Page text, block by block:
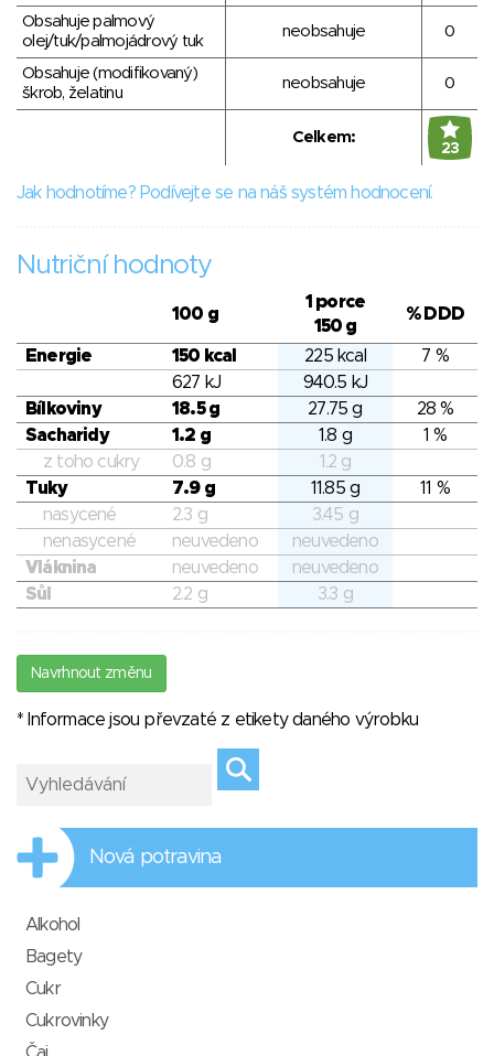
Obsahuje palmový
olej/tuk/palmojádrový tuk
neobsahuje 0
Obsahuje (modifikovaný)
škrob, želatinu
neobsahuje 0
Celkem:
23
Jak hodnotíme? Podívejte se na náš systém hodnocení.
Nutriční hodnoty
100 g
1 porce
150 g
% DDD
Energie 150 kcal 225 kcal
7 %
627 kJ
940.5 kJ
Bílkoviny
18.5 g 27.75 g
28 %
Sacharidy
1.2 g 1.8 g
1 %
z toho cukry
0.8 g
1.2 g
Tuky
7.9 g 11.85 g
11 %
nasycené
2.3 g
3.45 g
nenasycené
neuvedeno
neuvedeno
Vláknina
neuvedeno
neuvedeno
Sůl
2.2 g 3.3 g
Navrhnout změnu
* Informace jsou převzaté z etikety daného výrobku
Nová potravina
Alkohol
Bagety
Cukr
Cukrovinky